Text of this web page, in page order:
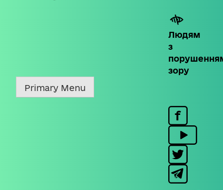
Людям
з
зору
Primary Menu